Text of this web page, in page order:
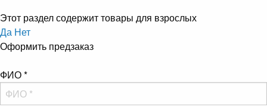
Этот раздел содержит товары для взрослых
Да Нет
Оформить предзаказ
ФИО*